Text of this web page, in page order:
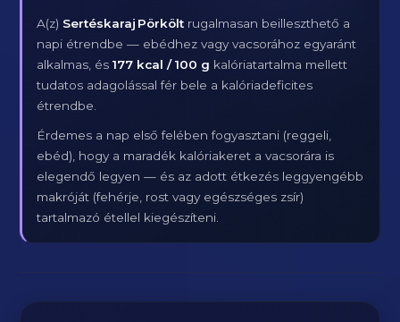
A(z) Sertéskaraj Pörkölt rugalmasan beilleszthető a
napi étrendbe — ebédhez vagy vacsorához egyaránt
alkalmas, és177 kcal / 100 g kalóriatartalma mellett
tudatos adagolással fér bele a kalóriadeficites
étrendbe.
Érdemes a nap első felében fogyasztani (reggeli,
ebéd), hogy a maradék kalóriakeret a vacsorára is
elegendő legyen — és az adott étkezés leggyengébb
makróját (fehérje, rost vagy egészséges zsír)
tartalmazó étellel kiegészíteni.